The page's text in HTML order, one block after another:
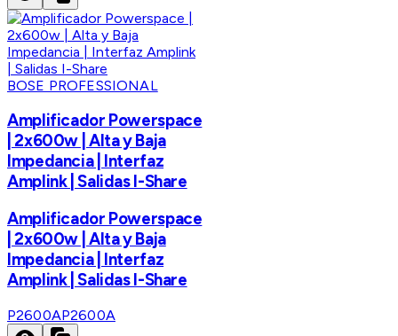
BOSE PROFESSIONAL
Amplificador Powerspace
| 2x600w | Alta y Baja
Impedancia | Interfaz
Amplink | Salidas I-Share
Amplificador Powerspace
| 2x600w | Alta y Baja
Impedancia | Interfaz
Amplink | Salidas I-Share
P2600AP2600A